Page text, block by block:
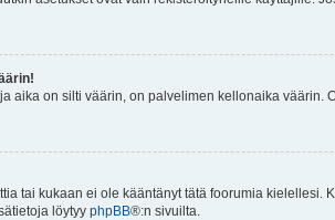
aika on silti väärin, on palvelimen kellonaika väärin.
tai kukaan ei ole kääntänyt tätä foorumia
löytyy phpBB®:n sivuilta.